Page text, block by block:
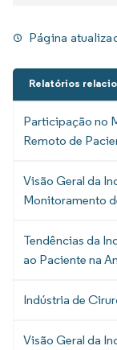
Página
Relatórios
Participação no
Remoto de
Visão Geral da
Monitoramento
Tendências da
ao Paciente na
Indústria de
Visão Geral da